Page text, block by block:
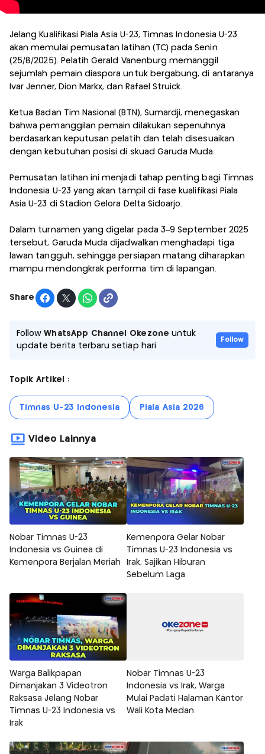
Jelang Kualifikasi Piala Asia U-23, Timnas Indonesia U-23
akan memulai pemusatan latihan (TC) pada Senin
(25/8/2025). Pelatih Gerald Vanenburg memanggil
sejumlah pemain diaspora untuk bergabung, di antaranya
Ivar Jenner, Dion Markx, dan Rafael Struick.
Ketua Badan Tim Nasional (BTN), Sumardji, menegaskan
bahwa pemanggilan pemain dilakukan sepenuhnya
berdasarkan keputusan pelatih dan telah disesuaikan
dengan kebutuhan posisi di skuad Garuda Muda.
Pemusatan latihan ini menjadi tahap penting bagi Timnas
Indonesia U-23 yang akan tampil di fase kualifikasi Piala
Asia U-23 di Stadion Gelora Delta Sidoarjo.
Dalam turnamen yang digelar pada 3–9 September 2025
tersebut, Garuda Muda dijadwalkan menghadapi tiga
lawan tangguh, sehingga persiapan matang diharapkan
mampu mendongkrak performa tim di lapangan.
Share
FollowWhatsApp Channel Okezone untuk
update berita terbaru setiap hari
Follow
Topik Artikel :
Timnas U-23 Indonesia Piala Asia 2026
Video Lainnya
Nobar Timnas U-23
Indonesia vs Guinea di
Kemenpora Berjalan Meriah
Kemenpora Gelar Nobar
Timnas U-23 Indonesia vs
Irak, Sajikan Hiburan
Sebelum Laga
Warga Balikpapan
Dimanjakan 3 Videotron
Raksasa Jelang Nobar
Timnas U-23 Indonesia vs
Irak
Nobar Timnas U-23
Indonesia vs Irak, Warga
Mulai Padati Halaman Kantor
Wali Kota Medan